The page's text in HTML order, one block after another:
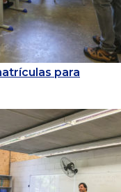
para